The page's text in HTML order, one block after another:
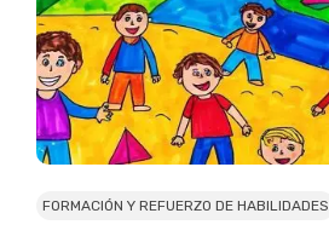
FORMACIÓN Y REFUERZO DE HABILIDADES